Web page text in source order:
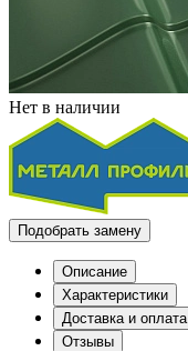
Нет в наличии
Подобрать замену
Описание
Характеристики
Доставка и оплата
Отзывы